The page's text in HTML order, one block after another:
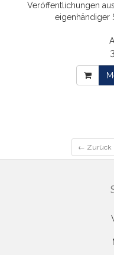
Veröffentlichungen
eigenhändiger
← Zurück